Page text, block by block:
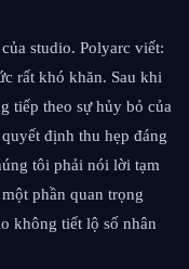
studio. Polyarc viết:
rất khó khăn. Sau khi
tiếp theo sự hủy bỏ của
định thu hẹp đáng
tôi phải nói lời tạm
phần quan trọng
không tiết lộ số nhân